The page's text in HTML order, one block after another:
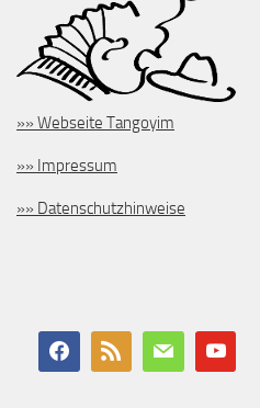
»» Webseite Tangoyim
»» Impressum
»» Datenschutzhinweise